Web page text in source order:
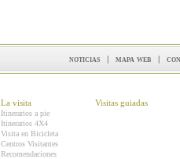
noticias | mapa web |
La visita
Itinerarios a pie
Itinerarios 4X4
Visita en Bicicleta
Centros Visitantes
Recomendaciones
Visitas guiadas